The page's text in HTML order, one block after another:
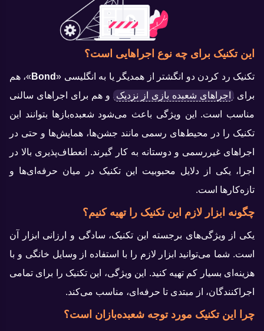
این تکنیک برای چه نوع اجراهایی است؟
تکنیک رد کردن دو انگشتر از همدیگر یا به انگلیسی «Bond »، هم
برای
اجراهای شعبده بازی از نزدیک
و هم برای اجراهای سالنی
مناسب است. این ویژگی باعث می‌شود شعبده‌بازها بتوانند این
تکنیک را در محیط‌های رسمی مانند جشن‌ها، همایش‌ها و حتی در
اجراهای غیررسمی و دوستانه به کار گیرند. انعطاف‌پذیری بالا در
اجرا، یکی از دلایل محبوبیت این تکنیک در میان حرفه‌ای‌ها و
تازه‌کارها است.
چگونه ابزار لازم این تکنیک را تهیه کنیم؟
یکی از ویژگی‌های برجسته این تکنیک، سادگی و ارزانی ابزار آن
است. شما می‌توانید ابزار لازم را با استفاده از وسایل خانگی و با
هزینه‌ای بسیار کم تهیه کنید. این ویژگی، این تکنیک را برای تمامی
اجراکنندگان، از مبتدی تا حرفه‌ای، مناسب می‌کند.
چرا این تکنیک مورد توجه شعبده‌بازان است؟